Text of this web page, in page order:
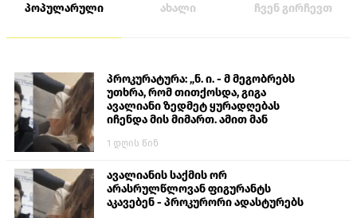
პოპულარული ახალი ჩვენ გირჩევთ
პროკურატურა: „ნ. ი. - მ მეგობრებს
უთხრა, რომ თითქოსდა, გიგა
ავალიანი ზედმეტ ყურადღებას
იჩენდა მის მიმართ. ამით მან
თავს დასხმოდა გიგა ავალიანს“
1 დღის წინ
ავალიანის საქმის ორ
არასრულწლოვან ფიგურანტს
აკავებენ - პროკურორი ადასტურებს